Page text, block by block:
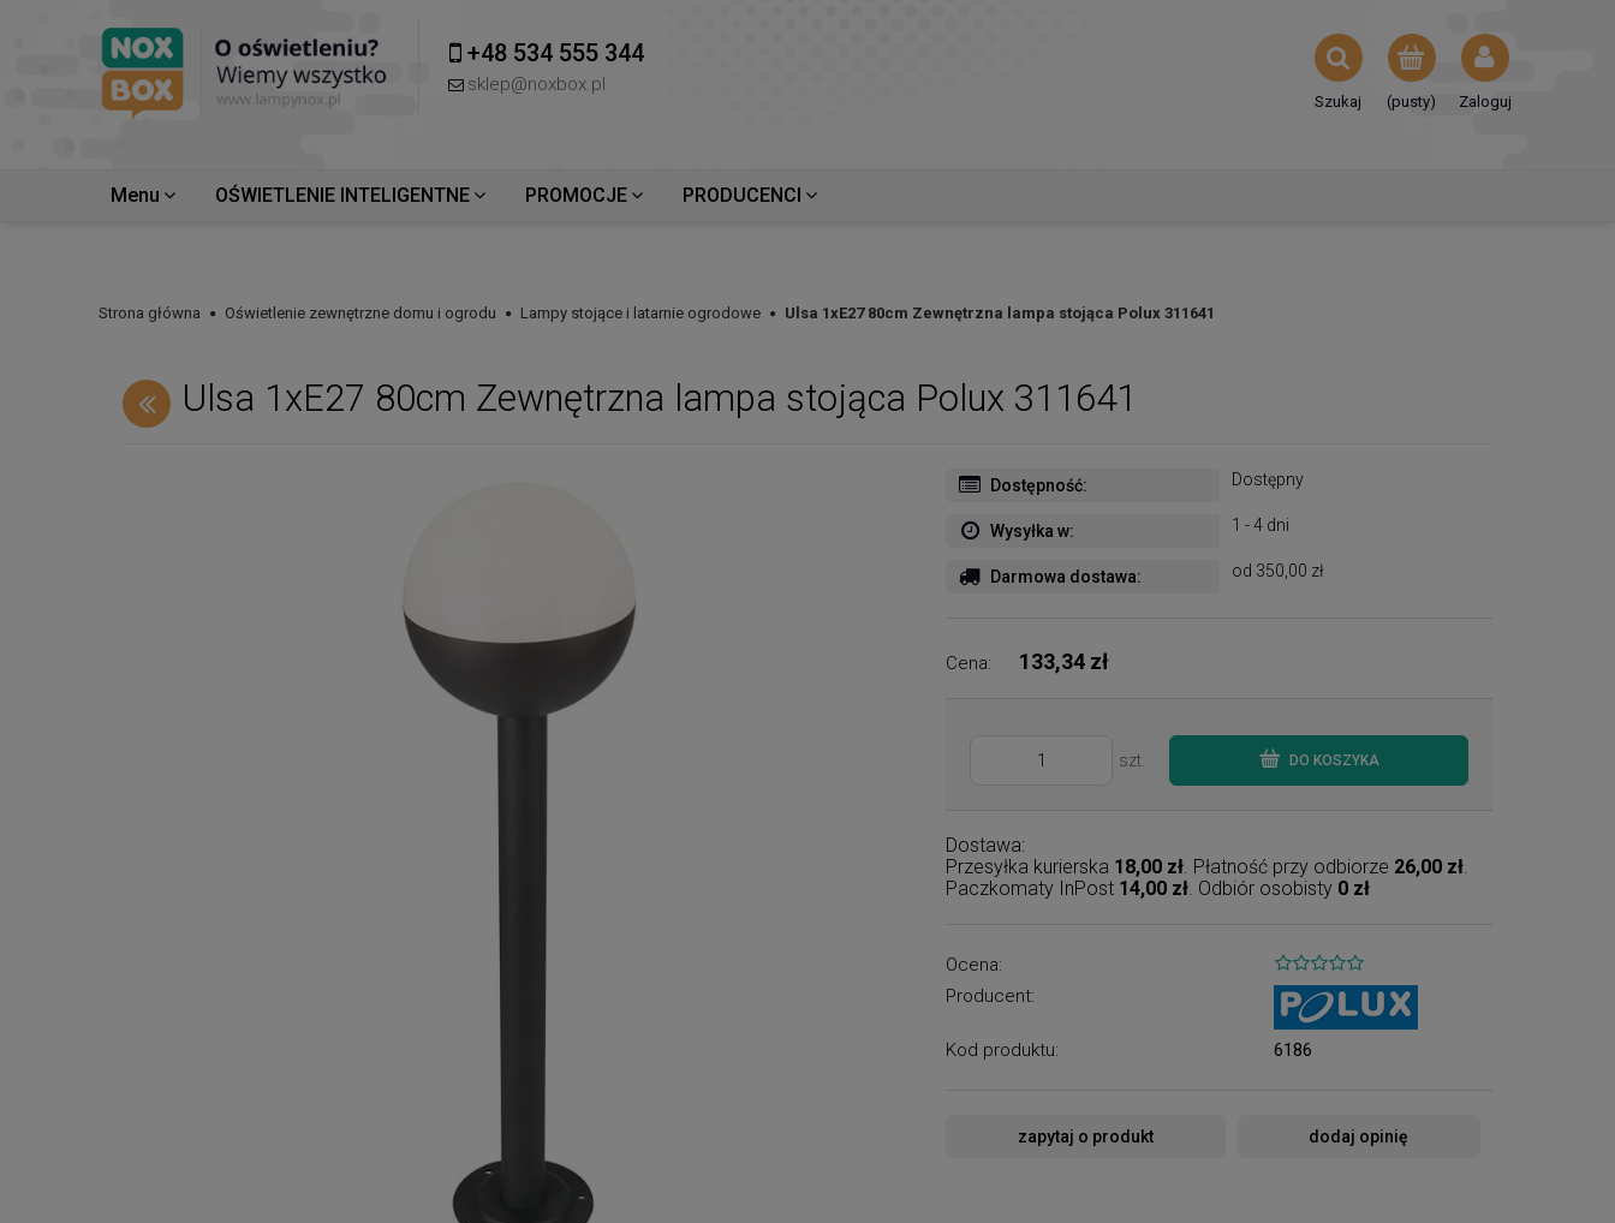
+48 534 555 344
sklep@noxbox.pl
(pusty) Zaloguj
Szukaj
Menu OŚWIETLENIE INTELIGENTNE PROMOCJE PRODUCENCI
Strona główna Oświetlenie zewnętrzne domu i ogrodu Lampy stojące i latarnie ogrodowe Ulsa 1xE27 80cm Zewnętrzna lampa stojąca Polux 311641
Ulsa 1xE27 80cm Zewnętrzna lampa stojąca Polux 311641
Dostępność: Dostępny
Wysyłka w: 1 - 4 dni
Darmowa dostawa: od 350,00 zł
Cena: 133,34 zł
szt. DO KOSZYKA
Dostawa:
Przesyłka kurierska 18,00 zł. Płatność przy odbiorze 26,00 zł.
Paczkomaty InPost 14,00 zł. Odbiór osobisty 0 zł
Ocena:
Producent:
Kod produktu: 6186
zapytaj o produkt dodaj opinię